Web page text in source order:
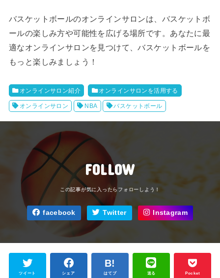
バスケットボールのオンラインサロンは、バスケットボ
ールの楽しみ方や可能性を広げる場所です。あなたに最
適なオンラインサロンを見つけて、バスケットボールを
もっと楽しみましょう！
オンラインサロン紹介 オンラインサロンを活用する
オンラインサロン NBA バスケットボール
FOLLOW
facebook Twitter Instagram
ツイート シェア はてブ 送る Pocket